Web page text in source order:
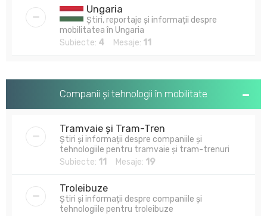
Ungaria
Știri, reportaje și informații despre
mobilitatea în Ungaria
Subiecte: 4 Mesaje: 11
Companii și tehnologii în mobilitate
Tramvaie și Tram-Tren
Știri și informații despre companiile și
tehnologiile pentru tramvaie și tram-trenuri
Subiecte: 11 Mesaje: 19
Troleibuze
Știri și informații despre companiile și
tehnologiile pentru troleibuze